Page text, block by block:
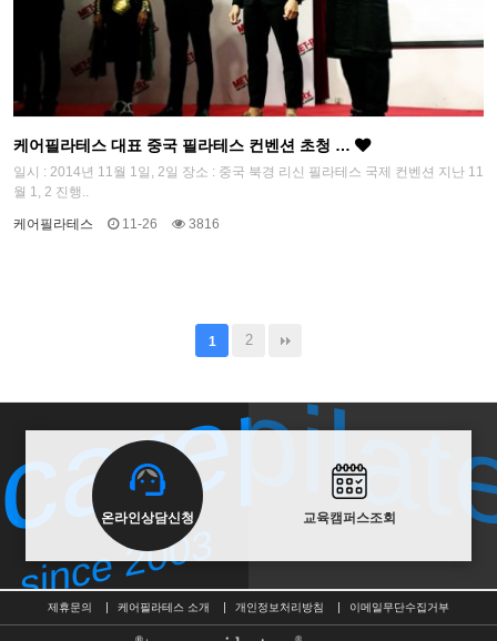
케어필라테스 대표 중국 필라테스 컨벤션 초청 …
일시 : 2014년 11월 1일, 2일 장소 : 중국 북경 리신 필라테스 국제 컨벤션 지난 11
월 1, 2 진행..
케어필라테스 11-26 3816
1 2
온라인상담신청 교육캠퍼스조회
since 2003
since 2003
제휴문의 케어필라테스 소개 개인정보처리방침 이메일무단수집거부